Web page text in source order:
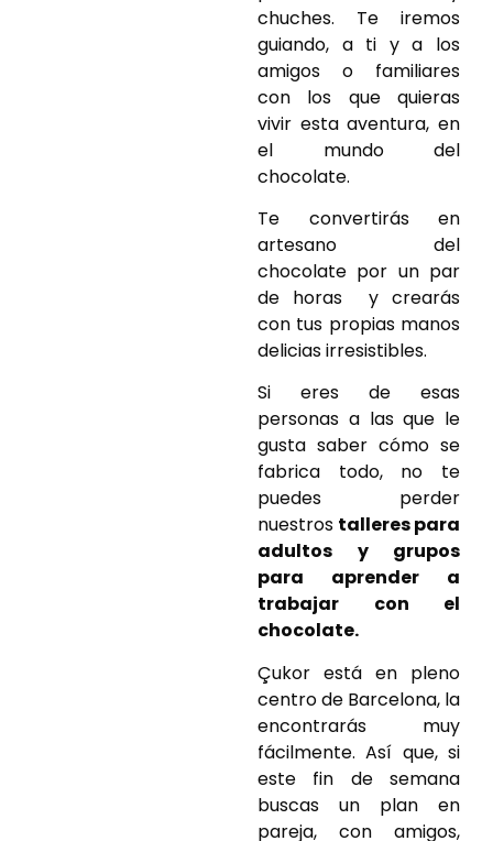
chuches. Te iremos
guiando, a ti y a los
amigos o familiares
con los que quieras
vivir esta aventura, en
el mundo del
chocolate.
Te convertirás en
artesano del
chocolate por un par
de horas y crearás
con tus propias manos
delicias irresistibles.
Si eres de esas
personas a las que le
gusta saber cómo se
fabrica todo, no te
puedes perder
nuestros talleres para
adultos y grupos
para aprender a
trabajar con el
chocolate.
Çukor está en pleno
centro de Barcelona, la
encontrarás muy
fácilmente. Así que, si
este fin de semana
buscas un plan en
pareja, con amigos,